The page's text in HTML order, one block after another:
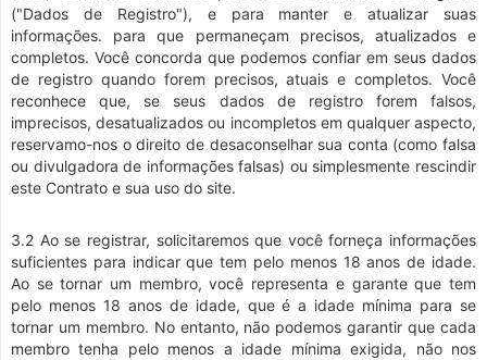
("Dados de Registro"), e para manter e atualizar suas
informações. para que permaneçam precisos, atualizados e
completos. Você concorda que podemos confiar em seus dados
de registro quando forem precisos, atuais e completos. Você
reconhece que, se seus dados de registro forem falsos,
imprecisos, desatualizados ou incompletos em qualquer aspecto,
reservamo-nos o direito de desaconselhar sua conta (como falsa
ou divulgadora de informações falsas) ou simplesmente rescindir
este Contrato e sua uso do site.
3.2 Ao se registrar, solicitaremos que você forneça informações
suficientes para indicar que tem pelo menos 18 anos de idade.
Ao se tornar um membro, você representa e garante que tem
pelo menos 18 anos de idade, que é a idade mínima para se
tornar um membro. No entanto, não podemos garantir que cada
membro tenha pelo menos a idade mínima exigida, não nos